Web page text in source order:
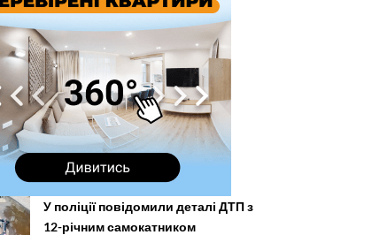
У поліції повідомили деталі ДТП з
12-річним самокатником